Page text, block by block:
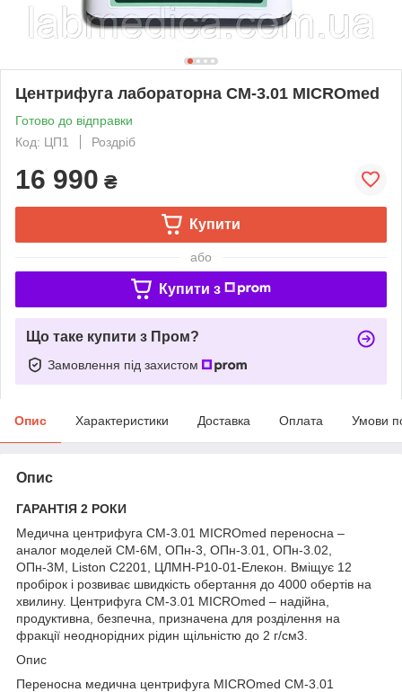
Центрифуга лабораторна CM-3.01 MICROmed
Готово до відправки
Код: ЦП1
Роздріб
16 990 ₴
Купити
або
Купити з
Що таке купити з Пром?
Замовлення під захистом
Опис Характеристики Доставка Оплата Умови
Опис
ГАРАНТІЯ 2 РОКИ
Медична центрифуга СМ-3.01 MICROmed переносна –
аналог моделей CM-6M, ОПн-3, ОПн-3.01, ОПн-3.02,
ОПн-3М, Liston C2201, ЦЛМН-Р10-01-Елекон. Вміщує 12
пробірок і розвиває швидкість обертання до 4000 обертів на
хвилину. Центрифуга СМ-3.01 MICROmed – надійна,
продуктивна, безпечна, призначена для розділення на
фракції неоднорідних рідин щільністю до 2 г/см3.
Опис
Переносна медична центрифуга MICROmed СМ-3.01